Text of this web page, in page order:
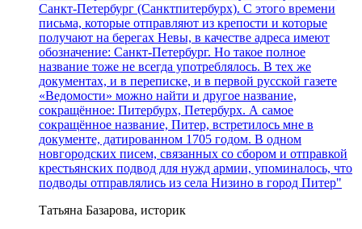
Санкт-Петербург (Санктпитербурх). С этого времени
письма, которые отправляют из крепости и которые
получают на берегах Невы, в качестве адреса имеют
обозначение: Санкт-Петербург. Но такое полное
название тоже не всегда употреблялось. В тех же
документах, и в переписке, и в первой русской газете
«Ведомости» можно найти и другое название,
сокращённое: Питербурх, Петербурх. А самое
сокращённое название, Питер, встретилось мне в
документе, датированном 1705 годом. В одном
новгородских писем, связанных со сбором и отправкой
крестьянских подвод для нужд армии, упоминалось, что
подводы отправлялись из села Низино в город Питер"
Татьяна Базарова, историк